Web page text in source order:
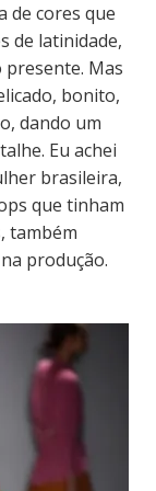
de cores que
de latinidade,
presente. Mas
bonito,
dando um
Eu achei
brasileira,
que tinham
também
produção.